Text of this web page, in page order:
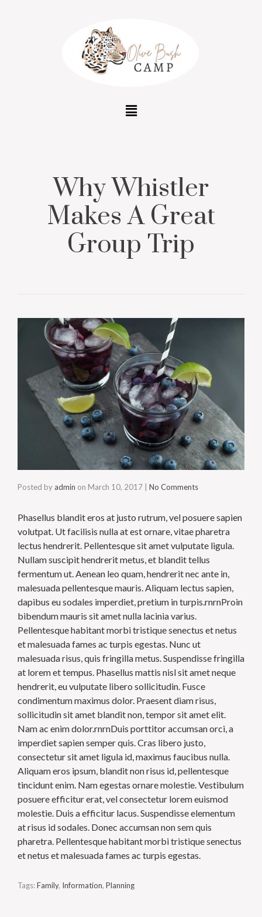
Why Whistler
Makes A Great
Group Trip
Posted by admin on March 10, 2017 | No Comments
Phasellus blandit eros at justo rutrum, vel posuere sapien
volutpat. Ut facilisis nulla at est ornare, vitae pharetra
lectus hendrerit. Pellentesque sit amet vulputate ligula.
Nullam suscipit hendrerit metus, et blandit tellus
fermentum ut. Aenean leo quam, hendrerit nec ante in,
malesuada pellentesque mauris. Aliquam lectus sapien,
dapibus eu sodales imperdiet, pretium in turpis.rnrnProin
bibendum mauris sit amet nulla lacinia varius.
Pellentesque habitant morbi tristique senectus et netus
et malesuada fames ac turpis egestas. Nunc ut
malesuada risus, quis fringilla metus. Suspendisse fringilla
at lorem et tempus. Phasellus mattis nisl sit amet neque
hendrerit, eu vulputate libero sollicitudin. Fusce
condimentum maximus dolor. Praesent diam risus,
sollicitudin sit amet blandit non, tempor sit amet elit.
Nam ac enim dolor.rnrnDuis porttitor accumsan orci, a
imperdiet sapien semper quis. Cras libero justo,
consectetur sit amet ligula id, maximus faucibus nulla.
Aliquam eros ipsum, blandit non risus id, pellentesque
tincidunt enim. Nam egestas ornare molestie. Vestibulum
posuere efficitur erat, vel consectetur lorem euismod
molestie. Duis a efficitur lacus. Suspendisse elementum
at risus id sodales. Donec accumsan non sem quis
pharetra. Pellentesque habitant morbi tristique senectus
et netus et malesuada fames ac turpis egestas.
Tags:Family, Information, Planning